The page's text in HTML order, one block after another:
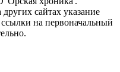
сайтах указание
на первоначальный